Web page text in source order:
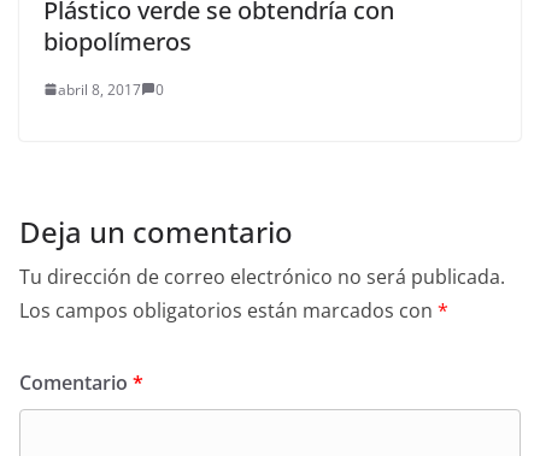
Plástico verde se obtendría con
biopolímeros
abril 8, 2017 0
Deja un comentario
Tu dirección de correo electrónico no será publicada.
Los campos obligatorios están marcados con *
Comentario *